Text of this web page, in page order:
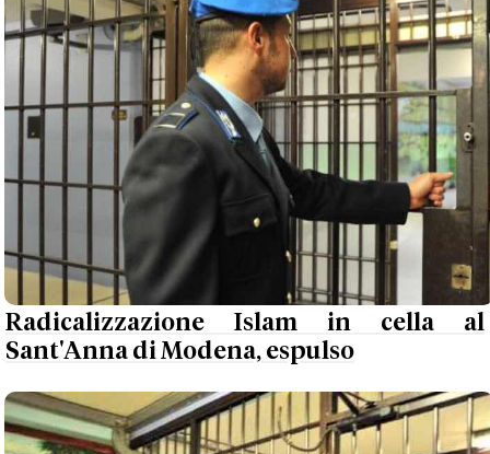
Radicalizzazione Islam in cella al
Sant'Anna di Modena, espulso